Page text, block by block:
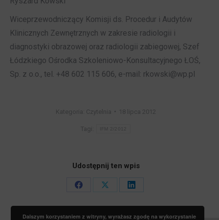
Wiceprzewodniczący Komisji ds. Procedur i Audytów
Klinicznych Zewnętrznych w zakresie radiologii i
diagnostyki obrazowej oraz radiologii zabiegowej, Szef
Łódzkiego Ośrodka Szkoleniowo-Konsultacyjnego ŁOŚ,
Sp. z o.o., tel. +48 602 115 606, e-mail: rkowski@wp.pl
Kategoria: Czytelnia 18 lipca 2012
Tagi: IFM 2/2012
Udostępnij ten wpis
Share
on
Share
on
Share
on
Dalszym korzystaniem z witryny, wyrażasz zgodę na wykorzystanie